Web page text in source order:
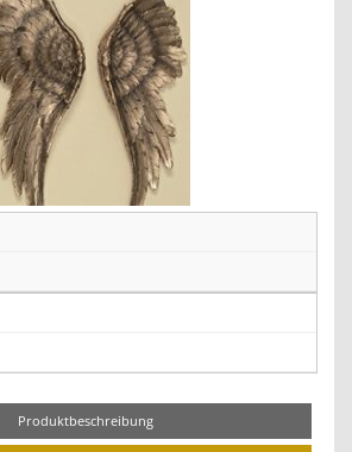
Produktbeschreibung